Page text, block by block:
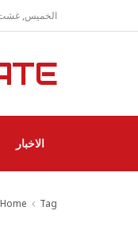
الخميس, غشت 6,
الاخبار
Home Tag